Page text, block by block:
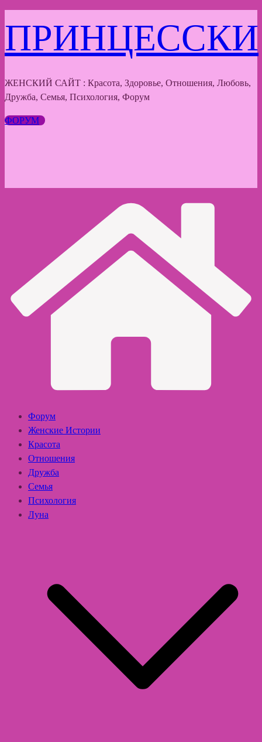
к
содержимому
ПРИНЦЕССКИ
ЖЕНСКИЙ САЙТ : Красота, Здоровье, Отношения, Любовь,
Дружба, Семья, Психология, Форум
ФОРУМ
Форум
Женские Истории
Красота
Отношения
Дружба
Семья
Психология
Луна